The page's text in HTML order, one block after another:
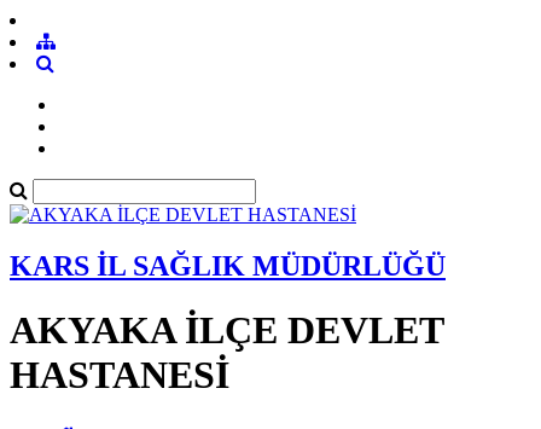
KARS İL SAĞLIK MÜDÜRLÜĞÜ
AKYAKA İLÇE DEVLET
HASTANESİ